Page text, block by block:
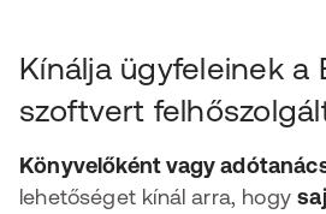
Kínálja ügyfeleinek a
szoftvert
Könyvelőként vagy
lehetőséget kínál arra, hogy